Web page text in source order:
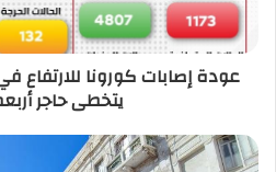
عودة إصابات كورونا للارتفاع
يتخطى حاجر